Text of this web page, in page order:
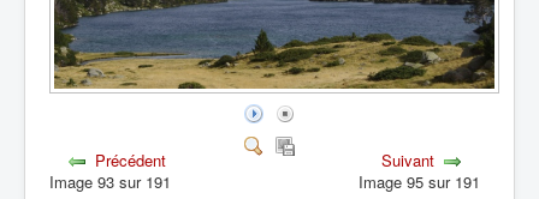
Précédent
Image 93 sur 191
Suivant
Image 95 sur 191